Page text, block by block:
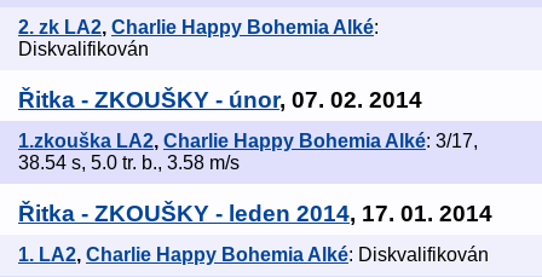
2. zk LA2, Charlie Happy Bohemia Alké:
Diskvalifikován
Řitka - ZKOUŠKY - únor, 07. 02. 2014
1.zkouška LA2, Charlie Happy Bohemia Alké: 3/17,
38.54 s, 5.0 tr. b., 3.58 m/s
Řitka - ZKOUŠKY - leden 2014, 17. 01. 2014
1. LA2, Charlie Happy Bohemia Alké: Diskvalifikován